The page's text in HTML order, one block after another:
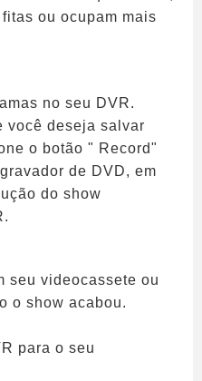
ou ocupam mais
no seu DVR.
você deseja salvar
o botão " Record"
de DVD, em
do show
seu videocassete ou
o show acabou.
para o seu